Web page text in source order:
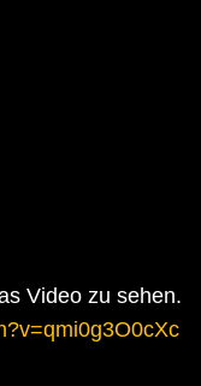
Video zu sehen.